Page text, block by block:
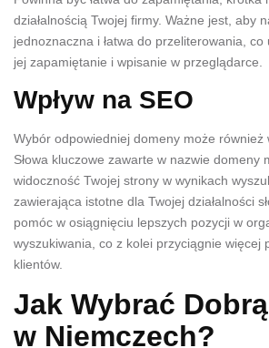
działalnością Twojej firmy. Ważne jest, aby
jednoznaczna i łatwa do przeliterowania, co
jej zapamiętanie i wpisanie w przeglądarce.
Wpływ na SEO
Wybór odpowiedniej domeny może również
Słowa kluczowe zawarte w nazwie domeny
widoczność Twojej strony w wynikach
zawierająca istotne dla Twojej działalności
pomóc w osiągnięciu lepszych pozycji w
wyszukiwania, co z kolei przyciągnie więcej
klientów.
Jak Wybrać
w Niemczech?